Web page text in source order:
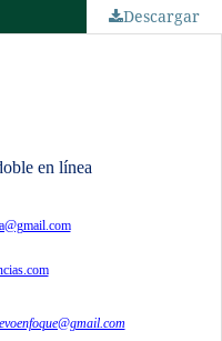
Descargar